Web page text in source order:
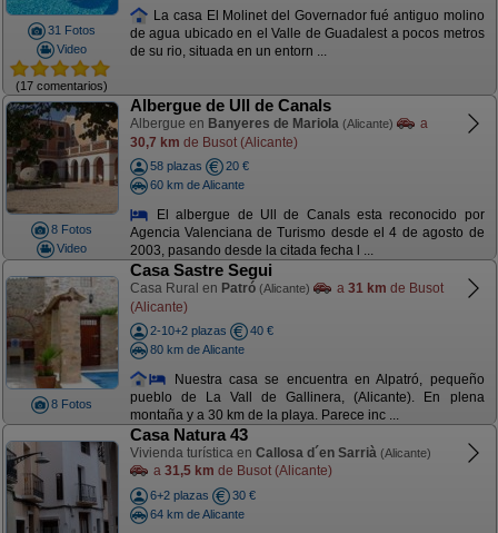
31 Fotos
Video
(17 comentarios)
La casa El Molinet del Governador fué antiguo molino
de agua ubicado en el Valle de Guadalest a pocos metros
de su rio, situada en un entorn ...
8 Fotos
Video
Albergue de Ull de Canals
Albergue en Banyeres de Mariola (Alicante)
a
30,7 km de Busot (Alicante)
58 plazas
20 €
60 km de Alicante
El albergue de Ull de Canals esta reconocido por
Agencia Valenciana de Turismo desde el 4 de agosto de
2003, pasando desde la citada fecha l ...
8 Fotos
Casa Sastre Segui
Casa Rural en Patró (Alicante) a 31 km de Busot
(Alicante)
2-10+2 plazas
40 €
80 km de Alicante
Nuestra casa se encuentra en Alpatró, pequeño
pueblo de La Vall de Gallinera, (Alicante). En plena
montaña y a 30 km de la playa. Parece inc ...
Casa Natura 43
Vivienda turística en Callosa d´en Sarrià (Alicante)
a 31,5 km de Busot (Alicante)
6+2 plazas
30 €
64 km de Alicante